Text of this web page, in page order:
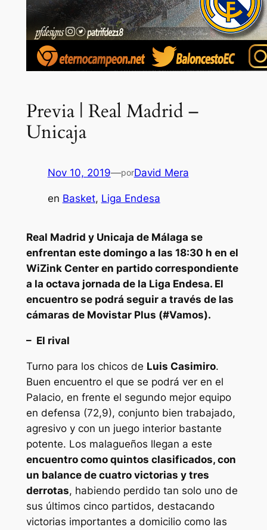
Previa | Real Madrid –
Unicaja
Nov 10, 2019—porDavid Mera
en Basket, Liga Endesa
Real Madrid y Unicaja de Málaga se
enfrentan este domingo a las 18:30 h en el
WiZink Center en partido correspondiente
a la octava jornada de la Liga Endesa. El
encuentro se podrá seguir a través de las
cámaras de Movistar Plus (#Vamos).
– El rival
Turno para los chicos de Luis Casimiro.
Buen encuentro el que se podrá ver en el
Palacio, en frente el segundo mejor equipo
en defensa (72,9), conjunto bien trabajado,
agresivo y con un juego interior bastante
potente. Los malagueños llegan a este
encuentro como quintos clasificados, con
un balance de cuatro victorias y tres
derrotas, habiendo perdido tan solo uno de
sus últimos cinco partidos, destacando
victorias importantes a domicilio como las